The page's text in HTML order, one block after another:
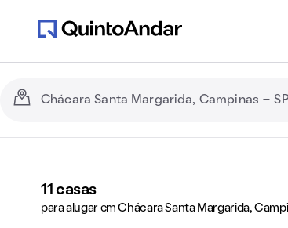
11 casas
para alugar em Chácara Santa Margarida,